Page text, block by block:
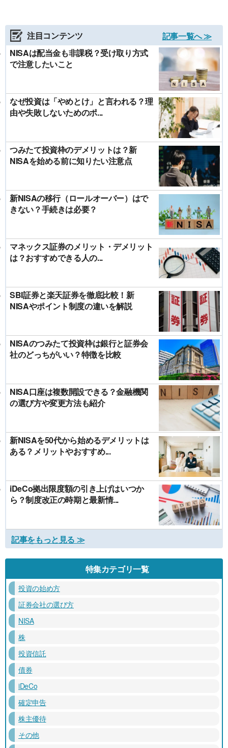
注目コンテンツ
記事一覧へ ≫
NISAは配当金も非課税？受け取り方式
で注意したいこと
なぜ投資は「やめとけ」と言われる？理
由や失敗しないためのポ...
つみたて投資枠のデメリットは？新
NISAを始める前に知りたい注意点
新NISAの移行（ロールオーバー）はで
きない？手続きは必要？
マネックス証券のメリット・デメリット
は？おすすめできる人の...
SBI証券と楽天証券を徹底比較！新
NISAやポイント制度の違いを解説
NISAのつみたて投資枠は銀行と証券会
社のどっちがいい？特徴を比較
NISA口座は複数開設できる？金融機関
の選び方や変更方法も紹介
新NISAを50代から始めるデメリットは
ある？メリットやおすすめ...
iDeCo拠出限度額の引き上げはいつか
ら？制度改正の時期と最新情...
記事をもっと見る ≫
特集カテゴリ一覧
投資の始め方
証券会社の選び方
NISA
株
投資信託
債券
iDeCo
確定申告
株主優待
その他